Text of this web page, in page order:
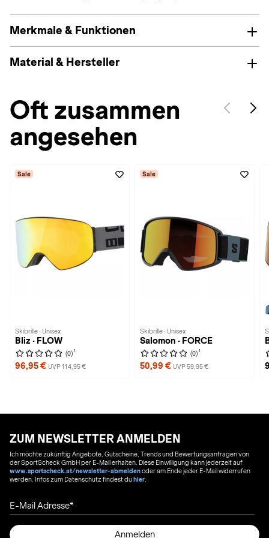
Merkmale & Funktionen
Material & Hersteller
Oft zusammen
angesehen
Sale
Skibrille · Unisex
Bliz · FLOW
(0) 1
96,95 € UVP 114,95 €
Sale
Skibrille · Unisex
Salomon · FORCE
(0) 1
50,99 € UVP 59,95 €
ZUM NEWSLETTER ANMELDEN
Ich möchte zukünftig Angebote, Gutscheine, Trends und Bewertungsanfragen von
der SportScheck GmbH per E-Mail erhalten. Diese Einwilligung kann jederzeit auf
www.sportscheck.at/newsletter-abmeldenoder am Ende jeder E-Mail widerrufen
werden. Infos zum Datenschutz findest duhier
E-Mail Adresse
Anmelden